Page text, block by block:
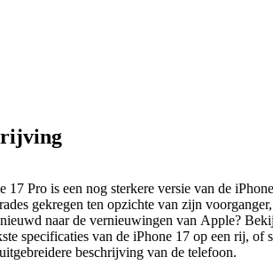
Pro is een nog sterkere versie van de iPhone 17. De
gekregen ten opzichte van zijn
naar de vernieuwingen van Apple?
specificaties van de iPhone 17 op een rij, of
beschrijving van de telefoon.